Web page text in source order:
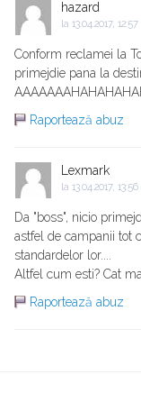
hazard
la 13.04.2017, 12:57
Conform reclamei la
primejdie pana la
Raportează abuz
Lexmark
la 13.04.2017, 13:56
Da "boss", nicio
astfel de campanii tot
standardelor lor....
Altfel cum esti? Cat
Raportează abuz